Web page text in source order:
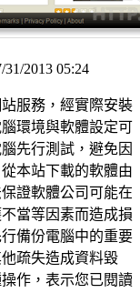
2013 05:24
服務，經實際安裝
環境與軟體設定可
先行測試，避免因
本站下載的軟體由
證軟體公司可能在
當等因素而造成損
備份電腦中的重要
疏失造成資料毀
作，表示您已閱讀